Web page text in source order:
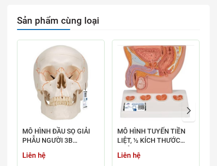
Sản phẩm cùng loại
MÔ HÌNH ĐẦU SỌ GIẢI
PHẪU NGƯỜI 3B
Liên hệ
MÔ HÌNH TUYẾN TIỀN
LIỆT, ½ KÍCH THƯỚC
Liên hệ